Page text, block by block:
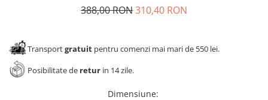
388,00 RON310,40 RON
Transportgratuit pentru comenzi mai mari de 550 lei.
Posibilitate de retur in 14 zile.
Dimensiune: